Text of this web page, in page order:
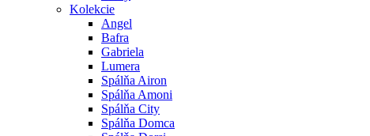
Kolekcie
Angel
Bafra
Gabriela
Lumera
Spálňa Airon
Spálňa Amoni
Spálňa City
Spálňa Domca